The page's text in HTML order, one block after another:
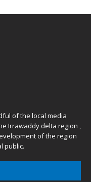
of the local media
Irrawaddy delta region ,
of the region
public.